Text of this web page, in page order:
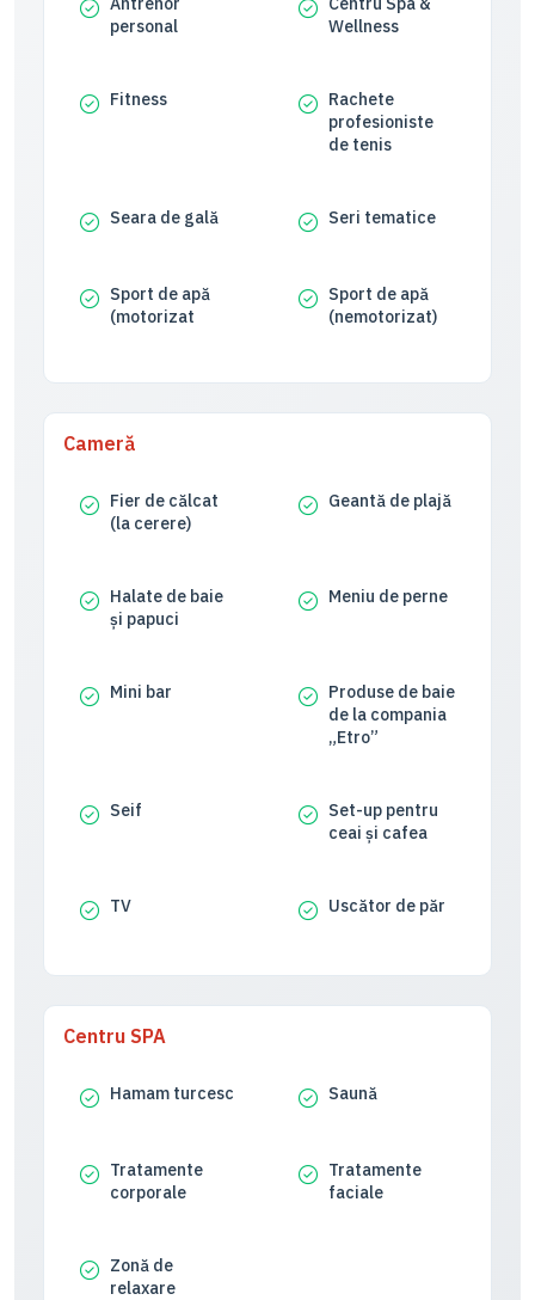
personal
Wellness
Fitness
Rachete
profesioniste
de tenis
Seara de gală Seri tematice
Sport de apă
(motorizat
Sport de apă
(nemotorizat)
Cameră
Fier de călcat
(la cerere)
Geantă de plajă
Halate de baie
și papuci
Meniu de perne
Mini bar
Produse de baie
de la compania
„Etro”
Seif
Set-up pentru
ceai și cafea
TV Uscător de păr
Centru SPA
Hamam turcesc Saună
Tratamente
corporale
Tratamente
faciale
Zonă de
relaxare